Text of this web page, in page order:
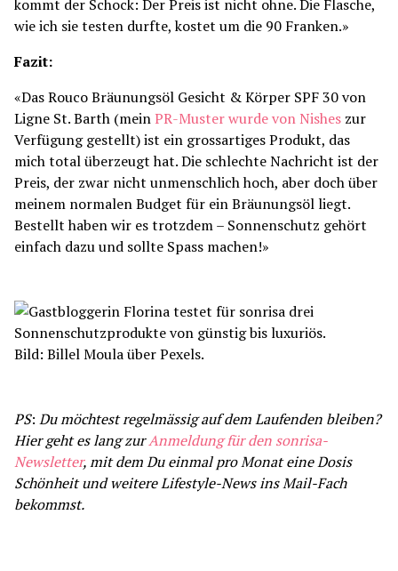
kommt der Schock: Der Preis ist nicht ohne. Die Flasche,
wie ich sie testen durfte, kostet um die 90 Franken.»
Fazit:
«Das Rouco Bräunungsöl Gesicht & Körper SPF 30 von
Ligne St. Barth (meinPR-Muster wurde von Nishes zur
Verfügung gestellt) ist ein grossartiges Produkt, das
mich total überzeugt hat. Die schlechte Nachricht ist der
Preis, der zwar nicht unmenschlich hoch, aber doch über
meinem normalen Budget für ein Bräunungsöl liegt.
Bestellt haben wir es trotzdem – Sonnenschutz gehört
einfach dazu und sollte Spass machen!»
Bild: Billel Moula über Pexels.
PS: Du möchtest regelmässig auf dem Laufenden bleiben?
Hier geht es lang zurAnmeldung für den sonrisa-
Newsletter, mit dem Du einmal pro Monat eine Dosis
Schönheit und weitere Lifestyle-News ins Mail-Fach
bekommst.